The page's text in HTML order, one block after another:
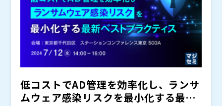
低コストでAD管理を効率化し、ランサ
ムウェア感染リスクを最小化する最新